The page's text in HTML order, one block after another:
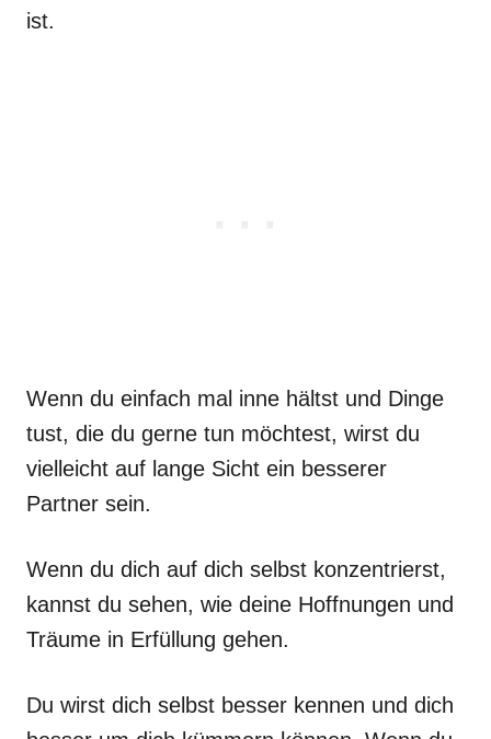
ist.
Wenn du einfach mal inne hältst und Dinge
tust, die du gerne tun möchtest, wirst du
vielleicht auf lange Sicht ein besserer
Partner sein.
Wenn du dich auf dich selbst konzentrierst,
kannst du sehen, wie deine Hoffnungen und
Träume in Erfüllung gehen.
Du wirst dich selbst besser kennen und dich